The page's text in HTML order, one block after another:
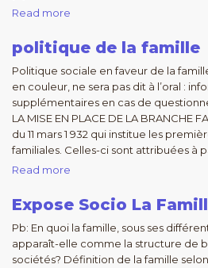
Read more
politique de la famille
Politique sociale en faveur de la
en couleur, ne sera pas dit à l’oral :
supplémentaires en cas de
LA MISE EN PLACE DE LA BRANCHE
du 11 mars 1 932 qui institue les
familiales. Celles-ci sont attribuées à
Read more
Expose Socio La
Pb: En quoi la famille, sous ses
apparaît-elle comme la structure de
sociétés? Définition de la famille selon